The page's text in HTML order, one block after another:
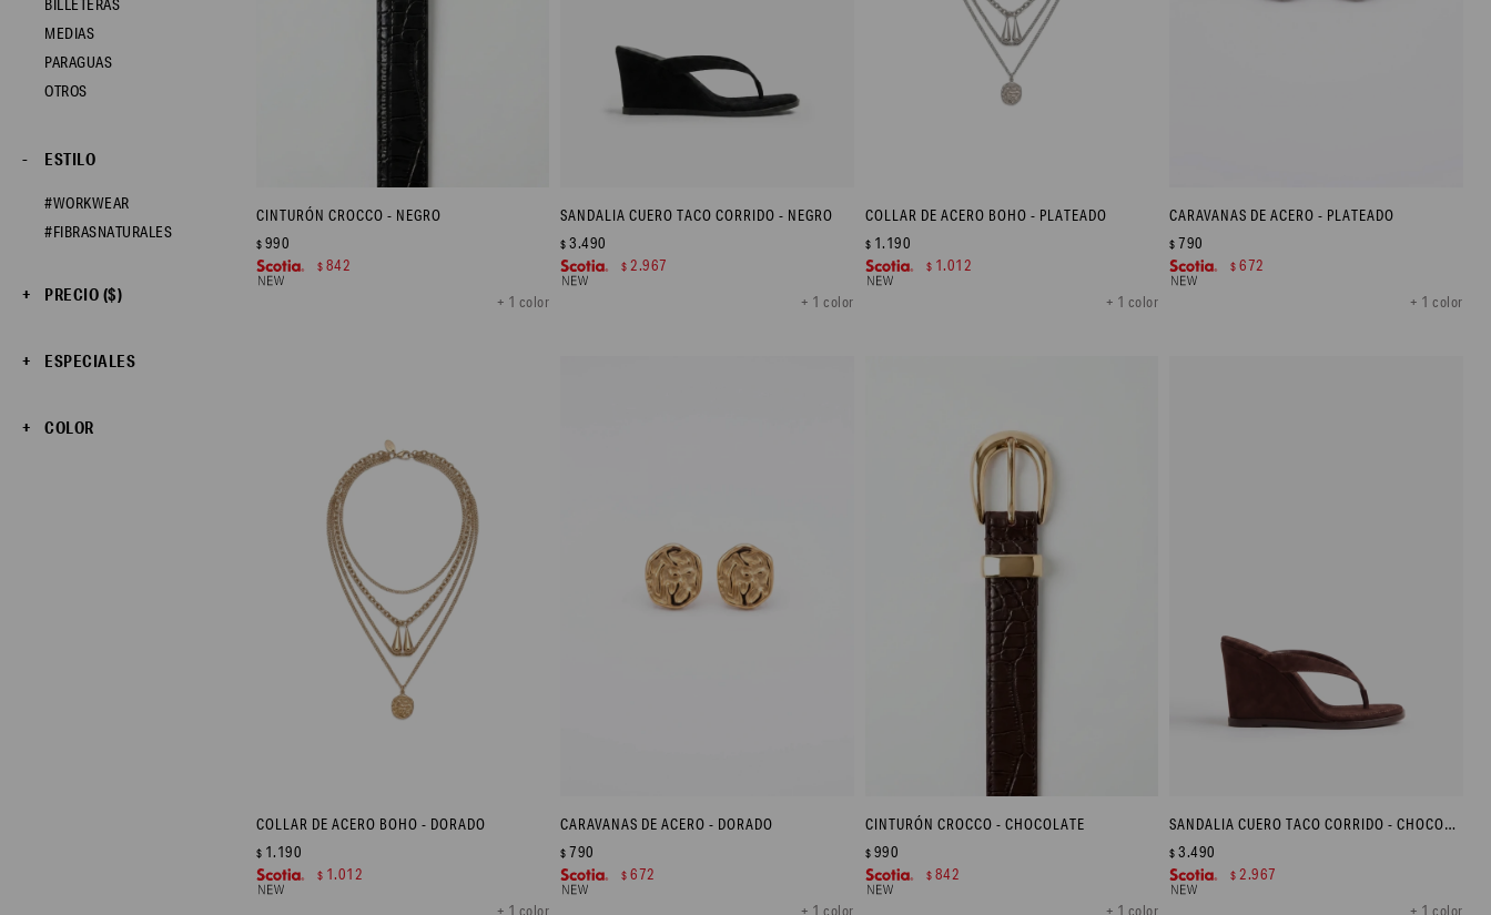
CINTURÓN CROCCO - NEGRO
+ 1 color
$ 990
$ 842
SANDALIA CUERO TACO CORRIDO - NEGRO
+ 1 color
$ 3.490
$ 2.967
COLLAR DE ACERO BOHO - PLATEADO
+ 1 color
$ 1.190
$ 1.012
CARAVANAS DE ACERO - PLATEADO
+ 1 color
$ 790
$ 672
COLLAR DE ACERO BOHO - DORADO
+ 1 color
$ 1.190
$ 1.012
CARAVANAS DE ACERO - DORADO
+ 1 color
$ 790
$ 672
CINTURÓN CROCCO - CHOCOLATE
+ 1 color
$ 990
$ 842
SANDALIA CUERO TACO CORRIDO - CHOCOLATE
+ 1 color
$ 3.490
$ 2.967
BILLETERAS
MEDIAS
PARAGUAS
OTROS
PRECIO ($)
ESPECIALES
ESTILO
#WORKWEAR
#FIBRASNATURALES
COLOR